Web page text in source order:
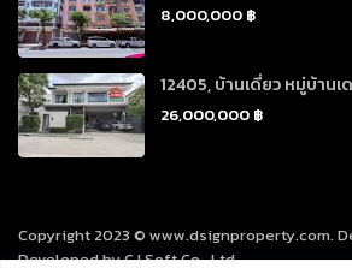
8,000,000 ฿
12405, บ้านเดี่ยว หมู่บ้านเ
26,000,000 ฿
Copyright 2023 © www.dsignproperty.com.
Developed by CJ Soft Co., Ltd.